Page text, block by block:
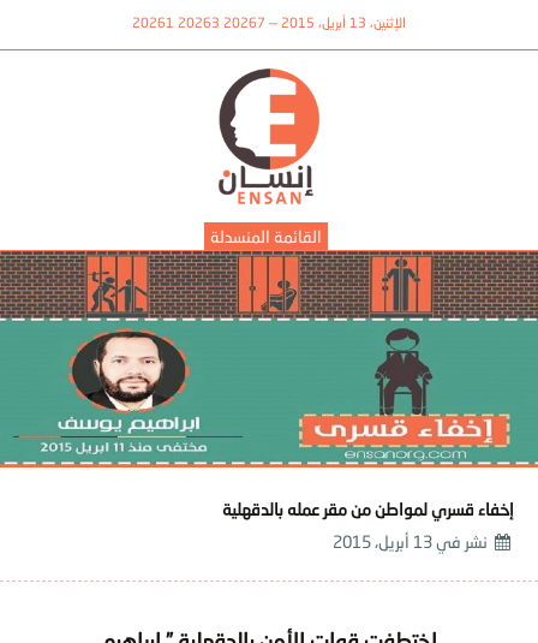
الإثنين، 13 أبريل، 2015 — 20267 20263 20261
القائمة المنسدلة
إخفاء قسري لمواطن من مقر عمله بالدقهلية
نشر في 13 أبريل، 2015